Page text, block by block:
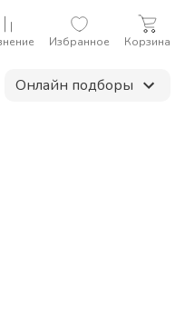
Избранное Корзина
Онлайн подборы